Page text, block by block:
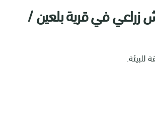
زراعي في قرية بلعين /
للبيئة.